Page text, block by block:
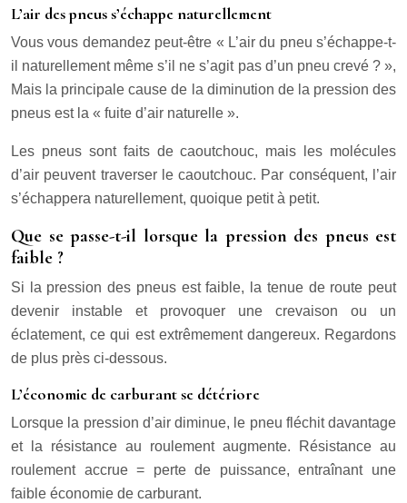
L’air des pneus s’échappe naturellement
Vous vous demandez peut-être « L’air du pneu s’échappe-t-
il naturellement même s’il ne s’agit pas d’un pneu crevé ? »,
Mais la principale cause de la diminution de la pression des
pneus est la « fuite d’air naturelle ».
Les pneus sont faits de caoutchouc, mais les molécules
d’air peuvent traverser le caoutchouc. Par conséquent, l’air
s’échappera naturellement, quoique petit à petit.
Que se passe-t-il lorsque la pression des pneus est
faible ?
Si la pression des pneus est faible, la tenue de route peut
devenir instable et provoquer une crevaison ou un
éclatement, ce qui est extrêmement dangereux. Regardons
de plus près ci-dessous.
L’économie de carburant se détériore
Lorsque la pression d’air diminue, le pneu fléchit davantage
et la résistance au roulement augmente. Résistance au
roulement accrue = perte de puissance, entraînant une
faible économie de carburant.